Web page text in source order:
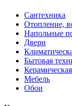
Сантехника
Отопление,
Напольные
Двери
Бытовая
Мебель
Обои